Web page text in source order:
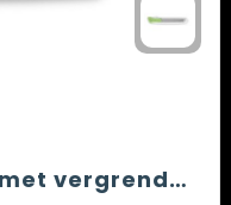
PAYTON. Precisiemes met vergrendelingsmechanisme